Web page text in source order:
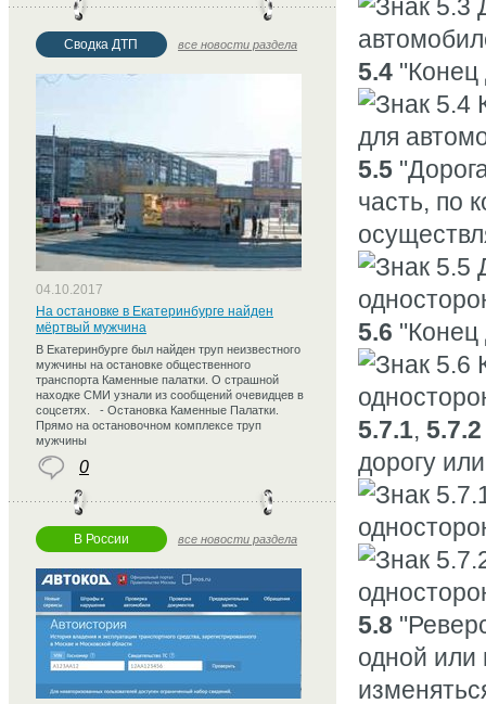
5.4 "Конец
5.5
часть, по
5.6 "Конец
5.7.1, 5.7.2
дорогу
5.8
одной или
Сводка ДТП все новости раздела
04.10.2017
На остановке в Екатеринбурге найден
мёртвый мужчина
В Екатеринбурге был найден труп неизвестного
мужчины на остановке общественного
транспорта Каменные палатки. О страшной
находке СМИ узнали из сообщений очевидцев в
соцсетях. - Остановка Каменные Палатки.
Прямо на остановочном комплексе труп
мужчины
0
В России все новости раздела